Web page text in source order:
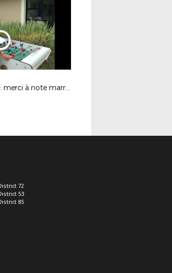
Stages DESTIFOOT : merci à note marraine Clara Matéo !
72
53
85